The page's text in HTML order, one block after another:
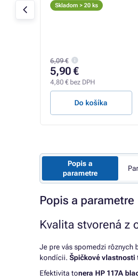
Skladom > 20 ks
6,09 €
5,90 €
4,80 € bez DPH
Do košíka
Popis a
parametre
Popis a parametre
Kvalita stvorená z
Je pre vás spomedzi rôznych
kondícii. Špičkové vlastnosti
Efektivita tonera HP 117A